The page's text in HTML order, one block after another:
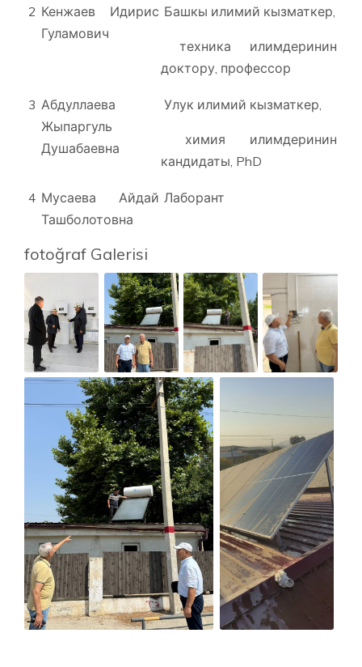
2 Кенжаев Идирис
Гуламович
Башкы илимий кызматкер,
техника илимдеринин
доктору, профессор
3 Абдуллаева
Жыпаргуль
Душабаевна
Улук илимий кызматкер,
химия илимдеринин
кандидаты, PhD
4 Мусаева Айдай
Ташболотовна
Лаборант
fotoğraf Galerisi